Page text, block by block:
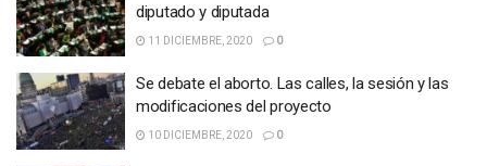
diputado y diputada
11 DICIEMBRE, 2020 0
Se debate el aborto. Las calles, la sesión y las
modificaciones del proyecto
10 DICIEMBRE, 2020 0